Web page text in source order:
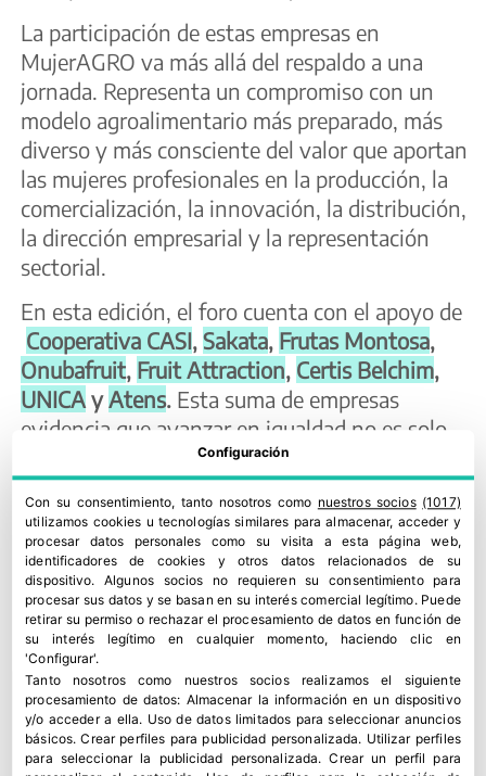
La participación de estas empresas en
MujerAGRO va más allá del respaldo a una
jornada. Representa un compromiso con un
modelo agroalimentario más preparado, más
diverso y más consciente del valor que aportan
las mujeres profesionales en la producción, la
comercialización, la innovación, la distribución,
la dirección empresarial y la representación
sectorial.
En esta edición, el foro cuenta con el apoyo de
Cooperativa CASI, Sakata, Frutas Montosa,
Onubafruit, Fruit Attraction, Certis Belchim,
UNICA yAtens. Esta suma de empresas
evidencia que avanzar en igualdad no es solo
una cuestión de justicia o representación, sino
también una decisión estratégica para atraer
talento, fortalecer equipos, mejorar
organizaciones y construir una actividad
agroalimentaria más sostenible, competitiva y
preparada para los retos actuales.
Colaboradores que suman
La colaboración de entidades vinculadas al
ámbito agroalimentario, empresarial,
profesional y asociativo refuerza el alcance
Configuración
Con su consentimiento, tanto nosotros como nuestros socios (1017)
utilizamos cookies u tecnologías similares para almacenar, acceder y
procesar datos personales como su visita a esta página web,
identificadores de cookies y otros datos relacionados de su
dispositivo. Algunos socios no requieren su consentimiento para
procesar sus datos y se basan en su interés comercial legítimo. Puede
retirar su permiso o rechazar el procesamiento de datos en función de
su interés legítimo en cualquier momento, haciendo clic en
'Configurar'.
Tanto nosotros como nuestros socios realizamos el siguiente
procesamiento de datos: Almacenar la información en un dispositivo
y/o acceder a ella. Uso de datos limitados para seleccionar anuncios
básicos.Crear perfiles para publicidad personalizada. Utilizar perfiles
para seleccionar la publicidad personalizada.Crear un perfil para